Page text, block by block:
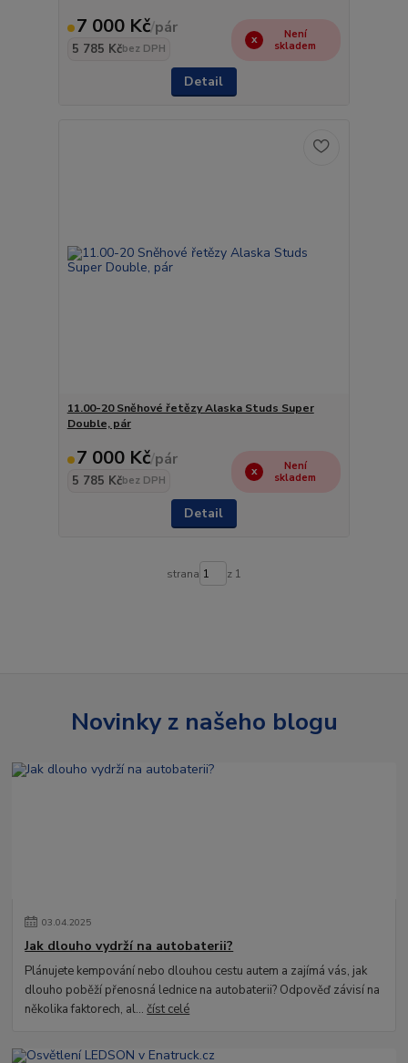
7 000 Kč/pár
5 785 Kčbez DPH
Není
skladem
Detail
11.00-20 Sněhové řetězy Alaska Studs Super
Double, pár
7 000 Kč/pár
5 785 Kčbez DPH
Není
skladem
Detail
strana z 1
Novinky z našeho blogu
03.04.2025
Jak dlouho vydrží na autobaterii?
Plánujete kempování nebo dlouhou cestu autem a zajímá vás, jak
dlouho poběží přenosná lednice na autobaterii? Odpověď závisí na
několika faktorech, al...číst celé